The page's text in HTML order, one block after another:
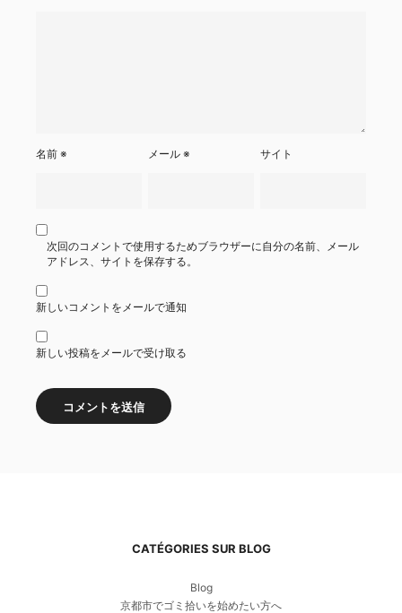
名前 ※ メール※ サイト
次回のコメントで使用するためブラウザーに自分の名前、メール
アドレス、サイトを保存する。
新しいコメントをメールで通知
新しい投稿をメールで受け取る
CATÉGORIES SUR BLOG
Blog
京都市でゴミ拾いを始めたい方へ